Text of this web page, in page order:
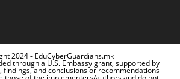
2024 - EduCyberGuardians.mk
through a U.S. Embassy grant, supported by
findings, and conclusions or recommendations